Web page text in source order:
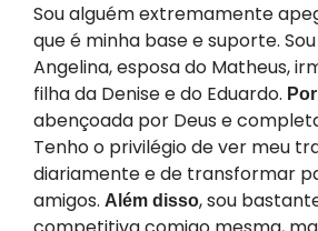
Sou alguém extremamente
que é minha base e suporte.
Angelina, esposa do Matheus,
filha da Denise e do Eduardo.
abençoada por Deus e
Tenho o privilégio de ver meu
diariamente e de transformar
amigos. Além disso, sou